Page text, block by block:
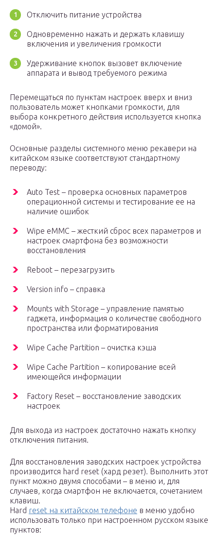
Отключить питание устройства
Одновременно нажать и держать клавишу
включения и увеличения громкости
Удерживание кнопок вызовет включение
аппарата и вывод требуемого режима
Перемещаться по пунктам настроек вверх и вниз
пользователь может кнопками громкости, для
выбора конкретного действия используется кнопка
«домой».
Основные разделы системного меню рекавери на
китайском языке соответствуют стандартному
переводу:
Auto Test – проверка основных параметров
операционной системы и тестирование ее на
наличие ошибок
Wipe eMMC – жесткий сброс всех параметров и
настроек смартфона без возможности
восстановления
Reboot – перезагрузить
Version info – справка
Mounts with Storage – управление памятью
гаджета, информация о количестве свободного
пространства или форматирования
Wipe Cache Partition – очистка кэша
Wipe Cache Partition – копирование всей
имеющейся информации
Factory Reset – восстановление заводских
настроек
Для выхода из настроек достаточно нажать кнопку
отключения питания.
Для восстановления заводских настроек устройства
производится hard reset (хард резет). Выполнить этот
пункт можно двумя способами – в меню и, для
случаев, когда смартфон не включается, сочетанием
клавиш.
Hard reset на китайском телефоне в меню удобно
использовать только при настроенном русском языке
пунктов: